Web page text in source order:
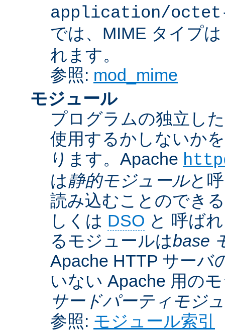
application/
では、MIME タイプ
れます。
参照: mod_mime
モジュール
プログラムの独立し
使用するかしないか
ります。Apache
は静的モジュールと
読み込むことのでき
しくは DSO と 呼ば
るモジュールはbase
Apache HTTP サーバ
いない Apache 用の
サードパーティモジ
参照: モジュール索引